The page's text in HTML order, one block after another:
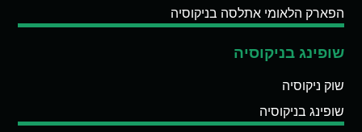
הפארק הלאומי אתלסה בניקוסיה
שופינג בניקוסיה
שוק ניקוסיה
שופינג בניקוסיה